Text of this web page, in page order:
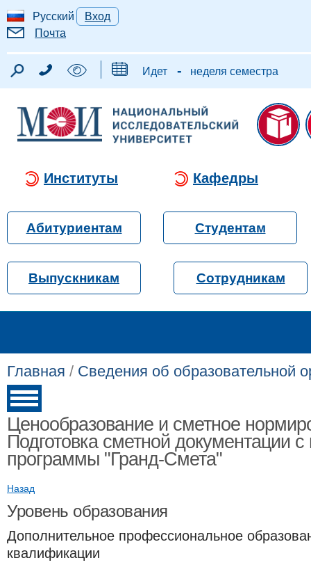
Русский
Вход
Почта
Идет - неделя семестра
Институты Кафедры
Абитуриентам Студентам
Выпускникам Сотрудникам
Главная / Сведения об образовательной
Ценообразование и сметное
Подготовка сметной документации
программы "Гранд-Смета"
Назад
Уровень образования
Дополнительное профессиональное
квалификации